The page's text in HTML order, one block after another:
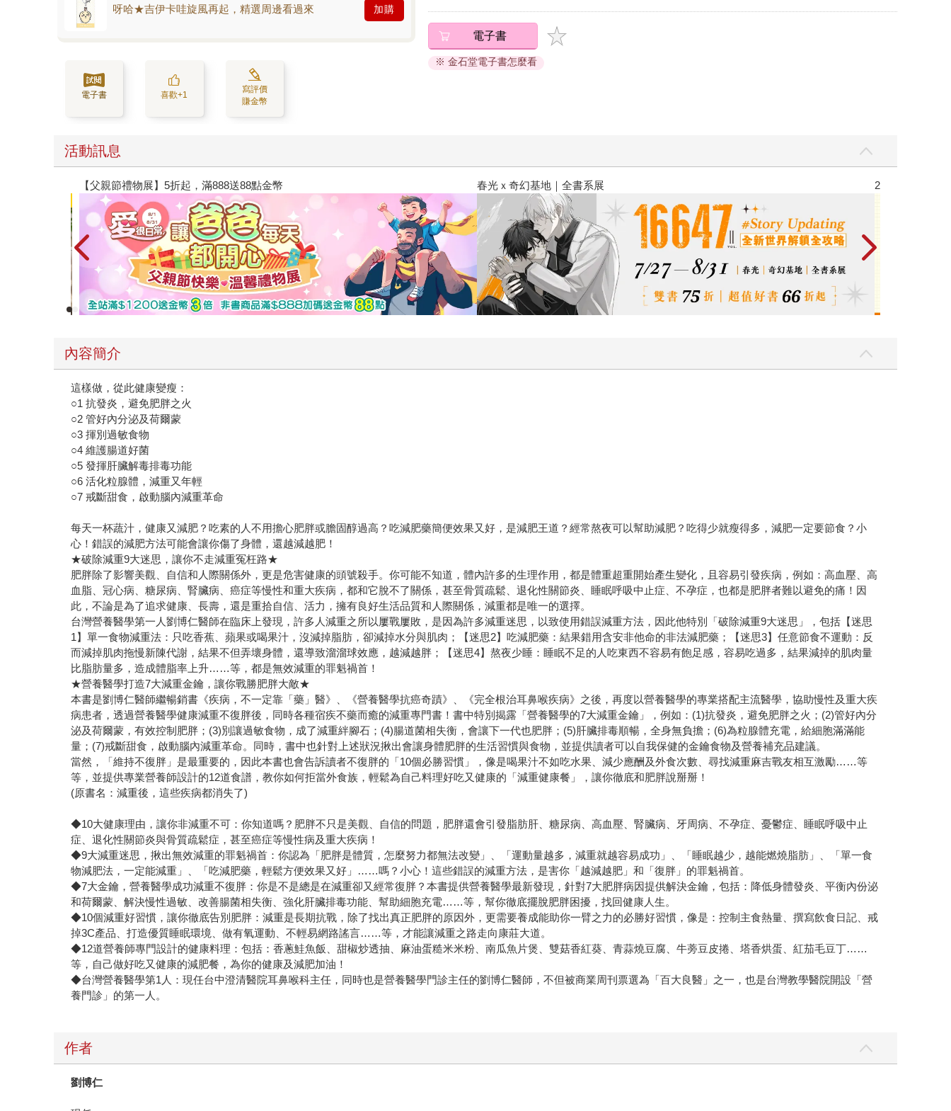
呀哈★吉伊卡哇旋風再起，精選周邊看過來 加購
電子書 喜歡+1
寫評價
賺金幣
電子書
※ 金石堂電子書怎麼看
活動訊息
【父親節禮物展】5折起，滿888送88點金幣 春光ｘ奇幻基地｜全書系展 2026金石堂暑
內容簡介
這樣做，從此健康變瘦：
○1 抗發炎，避免肥胖之火
○2 管好內分泌及荷爾蒙
○3 揮別過敏食物
○4 維護腸道好菌
○5 發揮肝臟解毒排毒功能
○6 活化粒腺體，減重又年輕
○7 戒斷甜食，啟動腦內減重革命
每天一杯蔬汁，健康又減肥？吃素的人不用擔心肥胖或膽固醇過高？吃減肥藥簡便效果又好，是減肥王道？經常熬夜可以幫助減肥？吃得少就瘦得多，減肥一定要節食？小
心！錯誤的減肥方法可能會讓你傷了身體，還越減越肥！
★破除減重9大迷思，讓你不走減重冤枉路★
肥胖除了影響美觀、自信和人際關係外，更是危害健康的頭號殺手。你可能不知道，體內許多的生理作用，都是體重超重開始產生變化，且容易引發疾病，例如：高血壓、高
血脂、冠心病、糖尿病、腎臟病、癌症等慢性和重大疾病，都和它脫不了關係，甚至骨質疏鬆、退化性關節炎、睡眠呼吸中止症、不孕症，也都是肥胖者難以避免的痛！因
此，不論是為了追求健康、長壽，還是重拾自信、活力，擁有良好生活品質和人際關係，減重都是唯一的選擇。
台灣營養醫學第一人劉博仁醫師在臨床上發現，許多人減重之所以屢戰屢敗，是因為許多減重迷思，以致使用錯誤減重方法，因此他特別「破除減重9大迷思」，包括【迷思
1】單一食物減重法：只吃香蕉、蘋果或喝果汁，沒減掉脂肪，卻減掉水分與肌肉；【迷思2】吃減肥藥：結果錯用含安非他命的非法減肥藥；【迷思3】任意節食不運動：反
而減掉肌肉拖慢新陳代謝，結果不但弄壞身體，還導致溜溜球效應，越減越胖；【迷思4】熬夜少睡：睡眠不足的人吃東西不容易有飽足感，容易吃過多，結果減掉的肌肉量
比脂肪量多，造成體脂率上升……等，都是無效減重的罪魁禍首！
★營養醫學打造7大減重金鑰，讓你戰勝肥胖大敵★
本書是劉博仁醫師繼暢銷書《疾病，不一定靠「藥」醫》、《營養醫學抗癌奇蹟》、《完全根治耳鼻喉疾病》之後，再度以營養醫學的專業搭配主流醫學，協助慢性及重大疾
病患者，透過營養醫學健康減重不復胖後，同時各種宿疾不藥而癒的減重專門書！書中特別揭露「營養醫學的7大減重金鑰」，例如：(1)抗發炎，避免肥胖之火；(2)管好內分
泌及荷爾蒙，有效控制肥胖；(3)別讓過敏食物，成了減重絆腳石；(4)腸道菌相失衡，會讓下一代也肥胖；(5)肝臟排毒順暢，全身無負擔；(6)為粒腺體充電，給細胞滿滿能
量；(7)戒斷甜食，啟動腦內減重革命。同時，書中也針對上述狀況揪出會讓身體肥胖的生活習慣與食物，並提供讀者可以自我保健的金鑰食物及營養補充品建議。
當然，「維持不復胖」是最重要的，因此本書也會告訴讀者不復胖的「10個必勝習慣」，像是喝果汁不如吃水果、減少應酬及外食次數、尋找減重麻吉戰友相互激勵……等
等，並提供專業營養師設計的12道食譜，教你如何拒當外食族，輕鬆為自己料理好吃又健康的「減重健康餐」，讓你徹底和肥胖說掰掰！
(原書名：減重後，這些疾病都消失了)
◆10大健康理由，讓你非減重不可：你知道嗎？肥胖不只是美觀、自信的問題，肥胖還會引發脂肪肝、糖尿病、高血壓、腎臟病、牙周病、不孕症、憂鬱症、睡眠呼吸中止
症、退化性關節炎與骨質疏鬆症，甚至癌症等慢性病及重大疾病！
◆9大減重迷思，揪出無效減重的罪魁禍首：你認為「肥胖是體質，怎麼努力都無法改變」、「運動量越多，減重就越容易成功」、「睡眠越少，越能燃燒脂肪」、「單一食
物減肥法，一定能減重」、「吃減肥藥，輕鬆方便效果又好」……嗎？小心！這些錯誤的減重方法，是害你「越減越肥」和「復胖」的罪魁禍首。
◆7大金鑰，營養醫學成功減重不復胖：你是不是總是在減重卻又經常復胖？本書提供營養醫學最新發現，針對7大肥胖病因提供解決金鑰，包括：降低身體發炎、平衡內份泌
和荷爾蒙、解決慢性過敏、改善腸菌相失衡、強化肝臟排毒功能、幫助細胞充電……等，幫你徹底擺脫肥胖困擾，找回健康人生。
◆10個減重好習慣，讓你徹底告別肥胖：減重是長期抗戰，除了找出真正肥胖的原因外，更需要養成能助你一臂之力的必勝好習慣，像是：控制主食熱量、撰寫飲食日記、戒
掉3C產品、打造優質睡眠環境、做有氧運動、不輕易網路謠言……等，才能讓減重之路走向康莊大道。
◆12道營養師專門設計的健康料理：包括：香蔥鮭魚飯、甜椒炒透抽、麻油蛋糙米米粉、南瓜魚片煲、雙菇香紅葵、青蒜燒豆腐、牛蒡豆皮捲、塔香烘蛋、紅茄毛豆丁……
等，自己做好吃又健康的減肥餐，為你的健康及減肥加油！
◆台灣營養醫學第1人：現任台中澄清醫院耳鼻喉科主任，同時也是營養醫學門診主任的劉博仁醫師，不但被商業周刊票選為「百大良醫」之一，也是台灣教學醫院開設「營
養門診」的第一人。
作者
劉博仁